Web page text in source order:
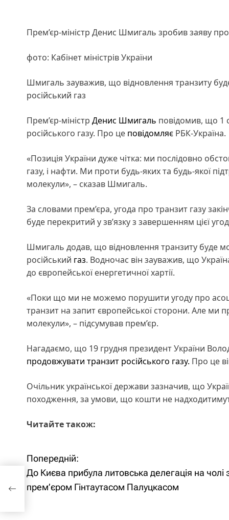
Прем’єр-міністр Денис Шмигаль зробив заяву
фото: Кабінет міністрів України
Шмигаль зауважив, що відновлення транзиту
російський газ
Прем’єр-міністр Денис Шмигаль повідомив, що 1
російського газу. Про це повідомляє РБК-Україна.
«Позиція України дуже чітка: ми послідовно
газу, і нафти. Ми проти будь-яких та будь-якої
молекули», – сказав Шмигаль.
За словами прем’єра, угода про транзит газу
буде перекритий у зв’язку з завершенням цієї
Шмигаль додав, що відновлення транзиту буде
російський газ. Водночас він зауважив, що
до європейської енергетичної хартії.
«Поки що ми не можемо порушити угоду про
транзит на запит європейської сторони. Але ми
молекули», – підсумував прем’єр.
Нагадаємо, що 19 грудня президент України
продовжувати транзит російського газу. Про це
Очільник української держави зазначив, що
походження, за умови, що кошти не
Читайте також:
Н
а
Попередній:
До Києва прибула литовська делегація на чолі
прем’єром Гінтаутасом Палуцкасом